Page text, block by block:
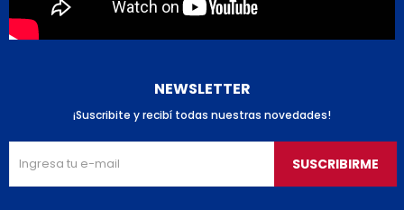
NEWSLETTER
¡Suscribite y recibí todas nuestras novedades!
SUSCRIBIRME